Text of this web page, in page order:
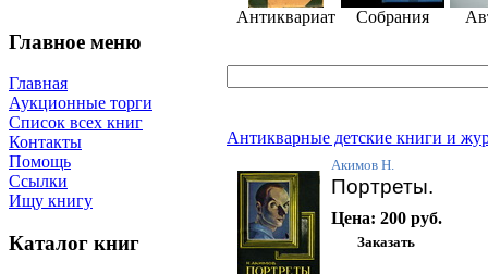
Главное меню
Главная
Аукционные торги
Список всех книг
Контакты
Помощь
Ссылки
Ищу книгу
Каталог книг
Антиквариат Собрания
Антикварные детские книги и
Акимов Н.
Портреты.
Цена: 200 руб.